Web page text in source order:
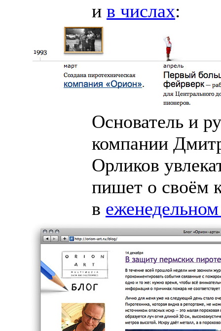
и в числах:
Основатель и
компании
Орликов
пишет о своём
в